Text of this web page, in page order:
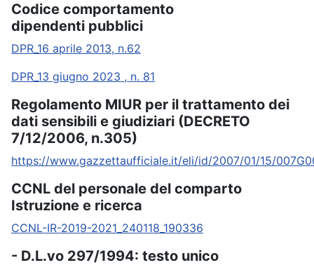
Codice comportamento
dipendenti pubblici
DPR_16 aprile 2013, n.62
DPR_13 giugno 2023 , n. 81
Regolamento MIUR per il trattamento dei
dati sensibili e giudiziari (DECRETO
7/12/2006, n.305)
https://www.gazzettaufficiale.it/eli/id/2007/01/15/
CCNL del personale del comparto
Istruzione e ricerca
CCNL-IR-2019-2021_240118_190336
- D.L.vo 297/1994: testo unico